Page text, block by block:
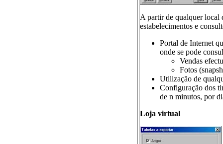
A partir de qualquer local
estabelecimentos e
Portal de Internet
onde se pode
Vendas
Fotos
Utilização de
Configuração dos
de n minutos, por
Loja virtual